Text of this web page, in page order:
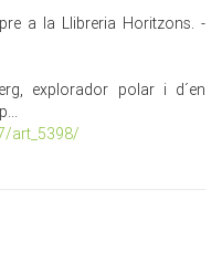
a la Llibreria Horitzons. -
explorador polar i d´en
art_5398/